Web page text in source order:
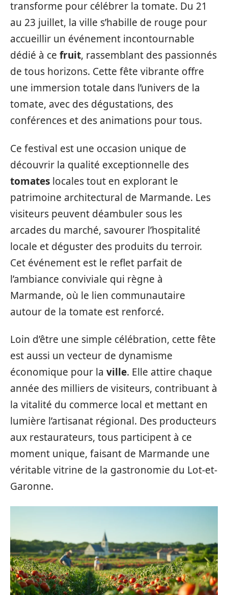
transforme pour célébrer la tomate. Du 21
au 23 juillet, la ville s’habille de rouge pour
accueillir un événement incontournable
dédié à ce fruit, rassemblant des passionnés
de tous horizons. Cette fête vibrante offre
une immersion totale dans l’univers de la
tomate, avec des dégustations, des
conférences et des animations pour tous.
Ce festival est une occasion unique de
découvrir la qualité exceptionnelle des
tomates locales tout en explorant le
patrimoine architectural de Marmande. Les
visiteurs peuvent déambuler sous les
arcades du marché, savourer l’hospitalité
locale et déguster des produits du terroir.
Cet événement est le reflet parfait de
l’ambiance conviviale qui règne à
Marmande, où le lien communautaire
autour de la tomate est renforcé.
Loin d’être une simple célébration, cette fête
est aussi un vecteur de dynamisme
économique pour la ville. Elle attire chaque
année des milliers de visiteurs, contribuant à
la vitalité du commerce local et mettant en
lumière l’artisanat régional. Des producteurs
aux restaurateurs, tous participent à ce
moment unique, faisant de Marmande une
véritable vitrine de la gastronomie du Lot-et-
Garonne.